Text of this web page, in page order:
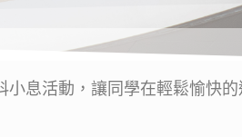
息活動，讓同學在輕鬆愉快的